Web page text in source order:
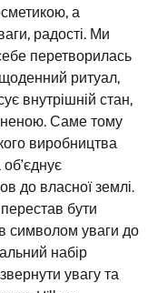
а
радості. Ми
перетворилась
ритуал,
внутрішній стан,
Саме тому
виробництва
до власної землі.
бути
символом уваги до
набір
увагу та